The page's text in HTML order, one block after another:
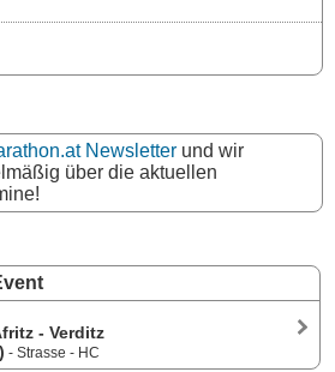
- Verditz
- Strasse - HC
Newsletter und wir
über die aktuellen